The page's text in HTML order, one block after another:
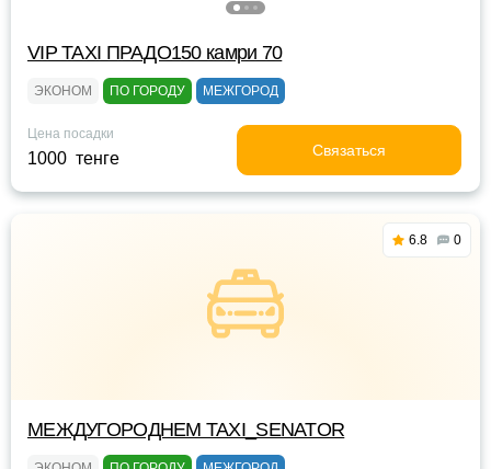
VIP TAXI ПРАДО150 камри 70
ЭКОНОМ ПО ГОРОДУ МЕЖГОРОД
Цена посадки
1000 тенге Связаться
6.8 0
МЕЖДУГОРОДНЕМ TAXI_SENATOR